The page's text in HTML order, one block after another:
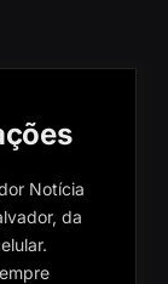
Notícia
da